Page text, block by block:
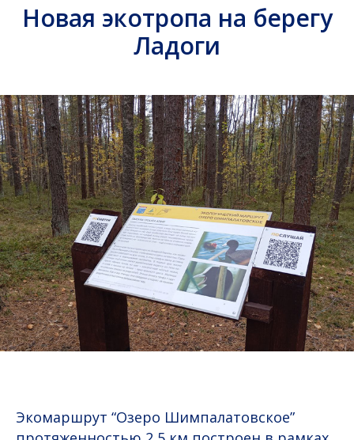
Новая экотропа на берегу
Ладоги
Экомаршрут “Озеро Шимпалатовское”